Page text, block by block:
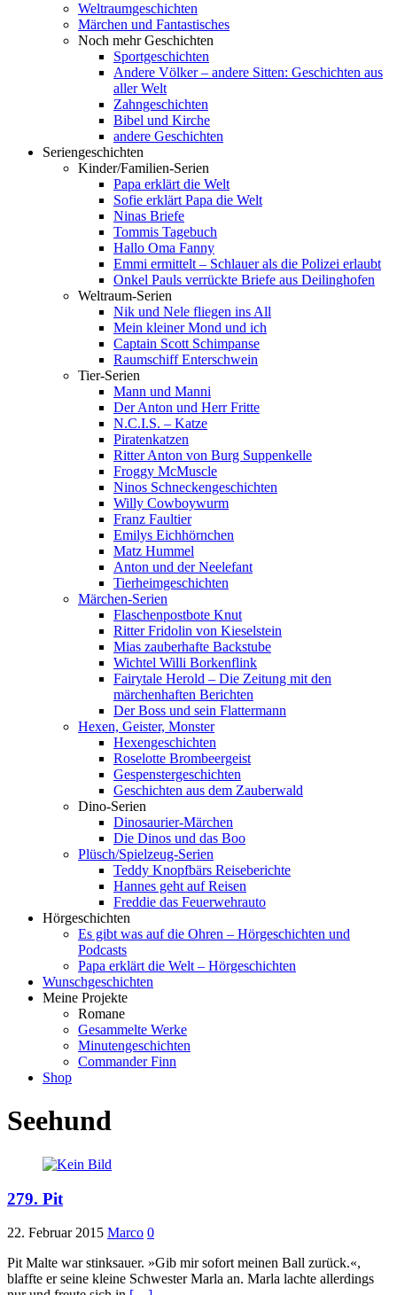
Weltraumgeschichten
Märchen und Fantastisches
Noch mehr Geschichten
Sportgeschichten
Andere Völker – andere Sitten: Geschichten aus
aller Welt
Zahngeschichten
Bibel und Kirche
andere Geschichten
Seriengeschichten
Kinder/Familien-Serien
Papa erklärt die Welt
Sofie erklärt Papa die Welt
Ninas Briefe
Tommis Tagebuch
Hallo Oma Fanny
Emmi ermittelt – Schlauer als die Polizei erlaubt
Onkel Pauls verrückte Briefe aus Deilinghofen
Weltraum-Serien
Nik und Nele fliegen ins All
Mein kleiner Mond und ich
Captain Scott Schimpanse
Raumschiff Enterschwein
Tier-Serien
Mann und Manni
Der Anton und Herr Fritte
N.C.I.S. – Katze
Piratenkatzen
Ritter Anton von Burg Suppenkelle
Froggy McMuscle
Ninos Schneckengeschichten
Willy Cowboywurm
Franz Faultier
Emilys Eichhörnchen
Matz Hummel
Anton und der Neelefant
Tierheimgeschichten
Märchen-Serien
Flaschenpostbote Knut
Ritter Fridolin von Kieselstein
Mias zauberhafte Backstube
Wichtel Willi Borkenflink
Fairytale Herold – Die Zeitung mit den
märchenhaften Berichten
Der Boss und sein Flattermann
Hexen, Geister, Monster
Hexengeschichten
Roselotte Brombeergeist
Gespenstergeschichten
Geschichten aus dem Zauberwald
Dino-Serien
Dinosaurier-Märchen
Die Dinos und das Boo
Plüsch/Spielzeug-Serien
Teddy Knopfbärs Reiseberichte
Hannes geht auf Reisen
Freddie das Feuerwehrauto
Hörgeschichten
Es gibt was auf die Ohren – Hörgeschichten und
Podcasts
Papa erklärt die Welt – Hörgeschichten
Wunschgeschichten
Meine Projekte
Romane
Gesammelte Werke
Minutengeschichten
Commander Finn
Shop
Seehund
279. Pit
22. Februar 2015 Marco 0
Pit Malte war stinksauer. »Gib mir sofort meinen Ball zurück.«,
blaffte er seine kleine Schwester Marla an. Marla lachte allerdings